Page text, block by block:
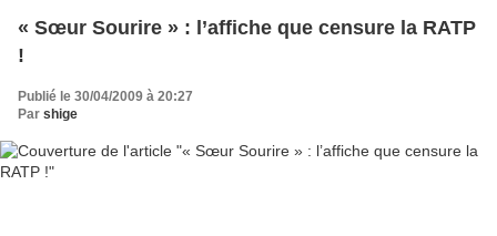
« Sœur Sourire » : l’affiche que censure la RATP
!
Publié le 30/04/2009 à 20:27
Par shige